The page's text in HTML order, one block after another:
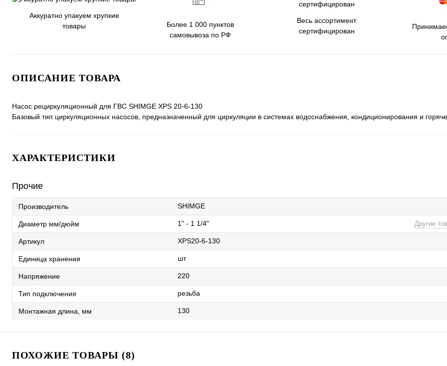
Аккуратно упакуем хрупкие
товары
Более 1 000 пунктов
самовывоза по РФ
Весь ассортимент
сертифицирован
ОПИСАНИЕ ТОВАРА
Насос рециркуляционный для ГВС SHIMGE XPS 20-6-130
Базовый тип циркуляционных насосов, предназначенный для циркуляции в системах водоснабжения, кондиционирования и
ХАРАКТЕРИСТИКИ
Прочие
Производитель SHIMGE
Диаметр мм/дюйм 1" - 1 1/4" Другие
Артикул XPS20-6-130
Единица хранения шт
Напряжение 220
Тип подключения резьба
Монтажная длина, мм 130
ПОХОЖИЕ ТОВАРЫ (8)